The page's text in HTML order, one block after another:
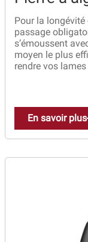
Politique en
Questions /
Revendeurs
Revue de presse
Pour la longévité
passage
s’émoussent
moyen le plus
rendre vos
En savoir plus